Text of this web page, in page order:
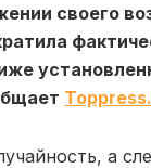
своего
а